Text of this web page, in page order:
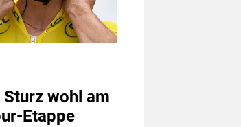
wohl am
Etappe